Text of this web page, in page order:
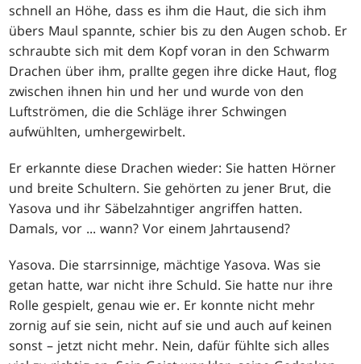
schnell an Höhe, dass es ihm die Haut, die sich ihm
übers Maul spannte, schier bis zu den Augen schob. Er
schraubte sich mit dem Kopf voran in den Schwarm
Drachen über ihm, prallte gegen ihre dicke Haut, flog
zwischen ihnen hin und her und wurde von den
Luftströmen, die die Schläge ihrer Schwingen
aufwühlten, umhergewirbelt.
Er erkannte diese Drachen wieder: Sie hatten Hörner
und breite Schultern. Sie gehörten zu jener Brut, die
Yasova und ihr Säbelzahntiger angriffen hatten.
Damals, vor ... wann? Vor einem Jahrtausend?
Yasova. Die starrsinnige, mächtige Yasova. Was sie
getan hatte, war nicht ihre Schuld. Sie hatte nur ihre
Rolle gespielt, genau wie er. Er konnte nicht mehr
zornig auf sie sein, nicht auf sie und auch auf keinen
sonst – jetzt nicht mehr. Nein, dafür fühlte sich alles